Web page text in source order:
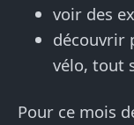
voir des
découvrir
vélo, tout
Pour ce mois